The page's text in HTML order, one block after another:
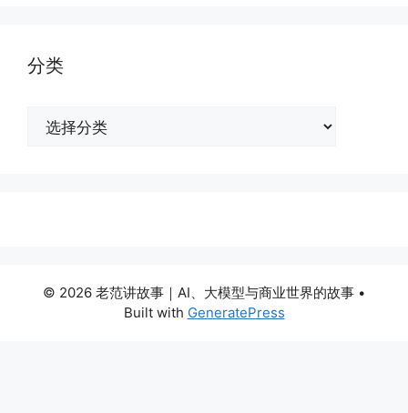
分类
© 2026 老范讲故事｜AI、大模型与商业世界的故事 •
Built with GeneratePress